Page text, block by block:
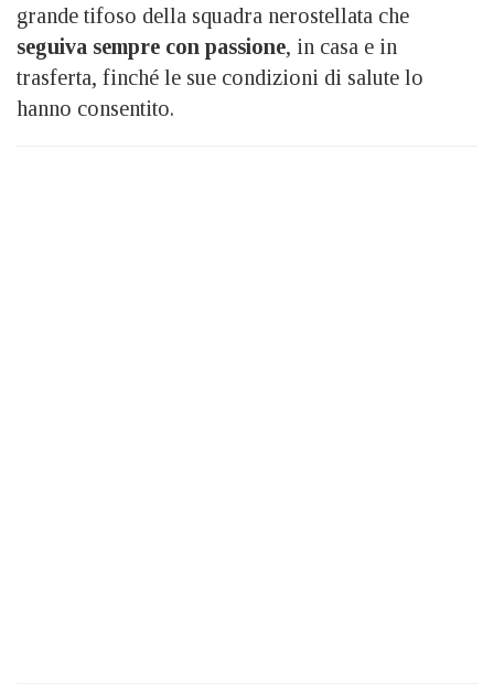
grande tifoso della squadra nerostellata che
seguiva sempre con passione, in casa e in
trasferta, finché le sue condizioni di salute lo
hanno consentito.